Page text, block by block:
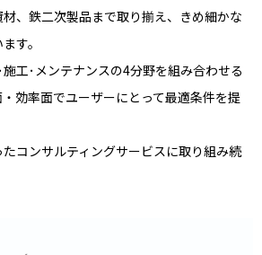
、鉄二次製品まで取り揃え、きめ細かな
す。
工･メンテナンスの4分野を組み合わせる
効率面でユーザーにとって最適条件を提
コンサルティングサービスに取り組み続